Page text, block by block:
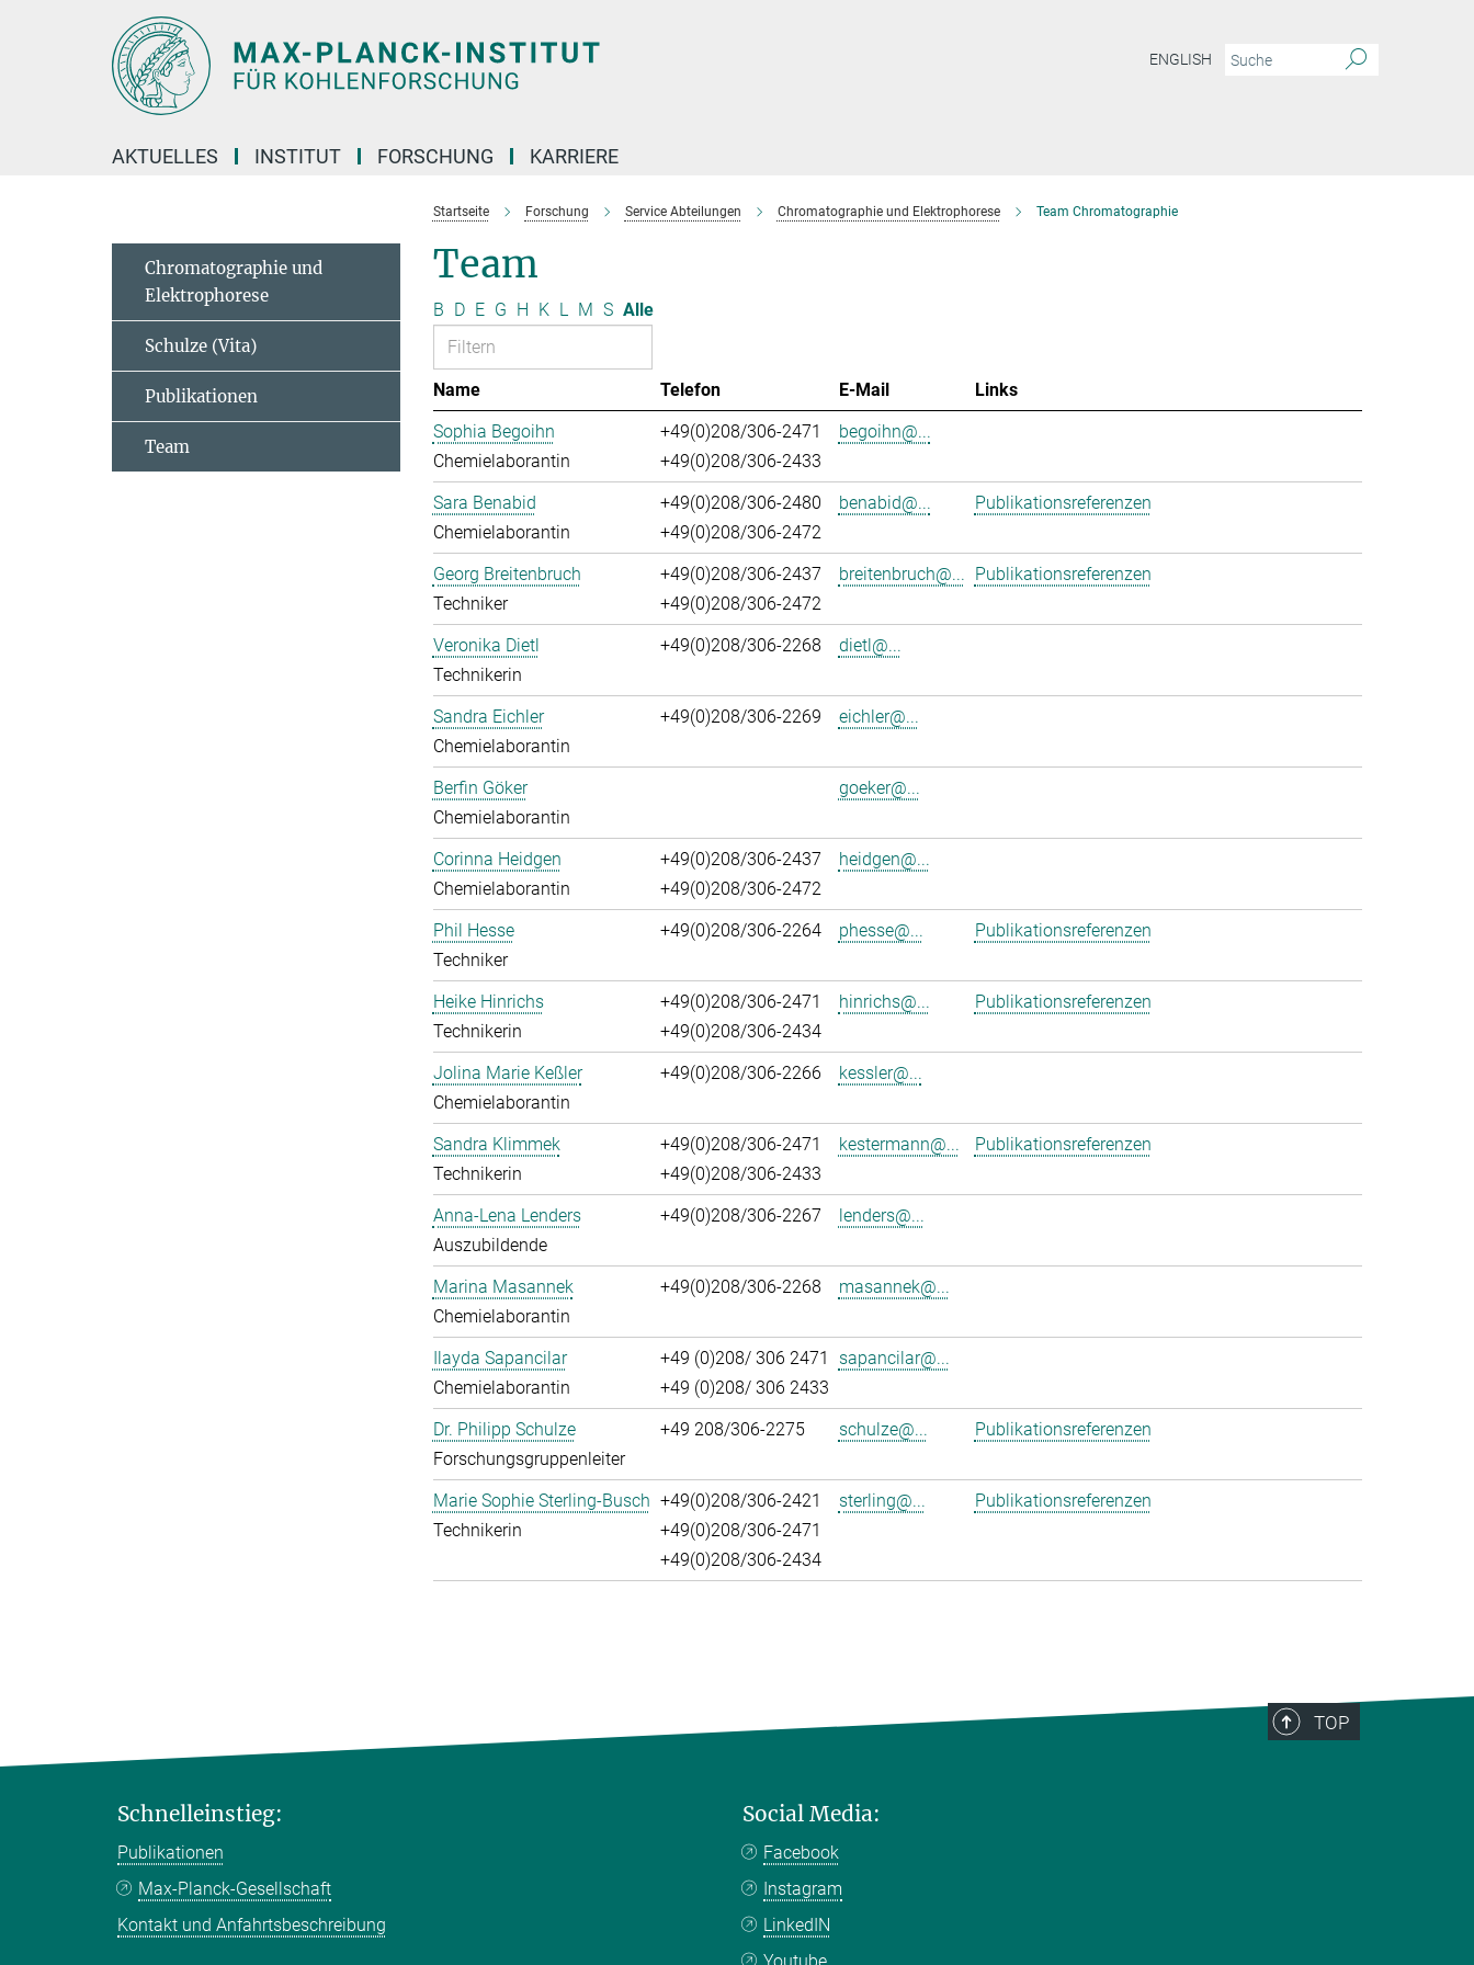
ENGLISH
AKTUELLES INSTITUT FORSCHUNG KARRIERE
Startseite Forschung Service Abteilungen Chromatographie und Elektrophorese Team Chromatographie
Team
B D E G H K L M S Alle
Name Telefon E-Mail
Links
Sophia Begoihn
Chemielaborantin
+49(0)208/306-2471
+49(0)208/306-2433
begoihn@...
Sara Benabid
Chemielaborantin
+49(0)208/306-2480
+49(0)208/306-2472
benabid@... Publikationsreferenzen
Georg Breitenbruch
Techniker
+49(0)208/306-2437
+49(0)208/306-2472
breitenbruch@... Publikationsreferenzen
Veronika Dietl
Technikerin
+49(0)208/306-2268 dietl@...
Sandra Eichler
Chemielaborantin
+49(0)208/306-2269 eichler@...
Berfin Göker
Chemielaborantin
goeker@...
Corinna Heidgen
Chemielaborantin
+49(0)208/306-2437
+49(0)208/306-2472
heidgen@...
Phil Hesse
Techniker
+49(0)208/306-2264 phesse@... Publikationsreferenzen
Heike Hinrichs
Technikerin
+49(0)208/306-2471
+49(0)208/306-2434
hinrichs@... Publikationsreferenzen
Jolina Marie Keßler
Chemielaborantin
+49(0)208/306-2266 kessler@...
Sandra Klimmek
Technikerin
+49(0)208/306-2471
+49(0)208/306-2433
kestermann@... Publikationsreferenzen
Anna-Lena Lenders
Auszubildende
+49(0)208/306-2267 lenders@...
Marina Masannek
Chemielaborantin
+49(0)208/306-2268 masannek@...
Ilayda Sapancilar
Chemielaborantin
+49 (0)208/ 306 2471
+49 (0)208/ 306 2433
sapancilar@...
Dr. Philipp Schulze
Forschungsgruppenleiter
+49 208/306-2275 schulze@... Publikationsreferenzen
Marie Sophie Sterling-Busch
Technikerin
+49(0)208/306-2421
+49(0)208/306-2471
+49(0)208/306-2434
sterling@... Publikationsreferenzen
Chromatographie und
Elektrophorese
Schulze (Vita)
Publikationen
Team
TOP
Schnelleinstieg:
Publikationen
Max-Planck-Gesellschaft
Kontakt und Anfahrtsbeschreibung
Social Media:
Facebook
Instagram
LinkedIN